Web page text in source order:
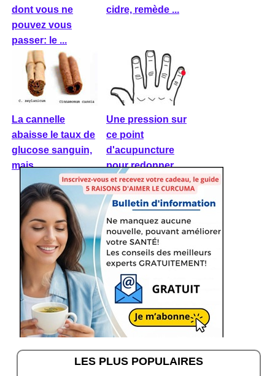
dont vous ne
pouvez vous
passer: le ...
cidre, remède ...
La cannelle
abaisse le taux de
glucose sanguin,
mais ...
Une pression sur
ce point
d'acupuncture
pour redonner ...
LES PLUS POPULAIRES